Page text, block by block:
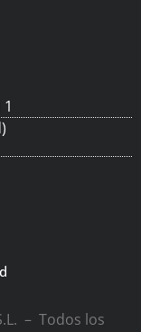
– Todos los